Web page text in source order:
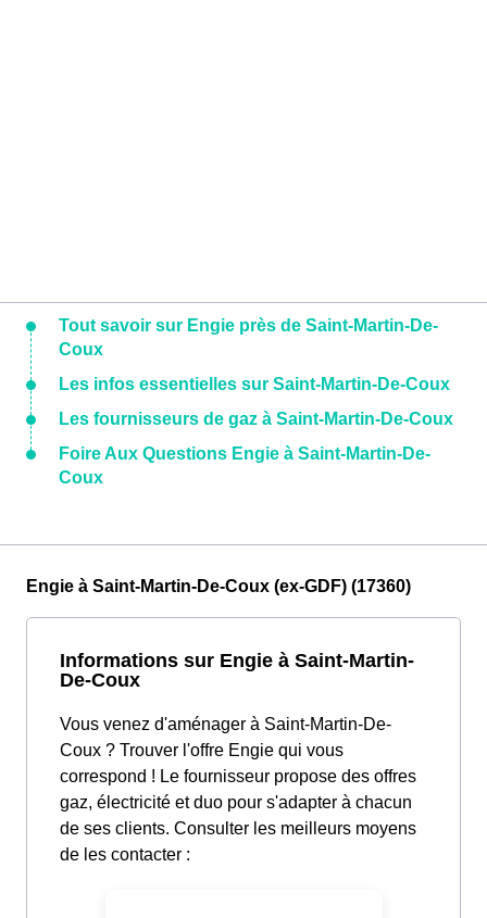
Tout savoir sur Engie près de Saint-Martin-De-
Coux
Les infos essentielles sur Saint-Martin-De-Coux
Les fournisseurs de gaz à Saint-Martin-De-Coux
Foire Aux Questions Engie à Saint-Martin-De-
Coux
Engie à Saint-Martin-De-Coux (ex-GDF) (17360)
Informations sur Engie à Saint-Martin-
De-Coux
Vous venez d'aménager à Saint-Martin-De-
Coux ? Trouver l'offre Engie qui vous
correspond ! Le fournisseur propose des offres
gaz, électricité et duo pour s'adapter à chacun
de ses clients. Consulter les meilleurs moyens
de les contacter :